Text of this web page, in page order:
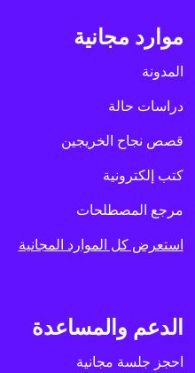
موارد مجانية
المدونة
دراسات حالة
قصص نجاح الخريجين
كتب إلكترونية
مرجع المصطلحات
استعرض كل الموارد المجانية
الدعم والمساعدة
احجز جلسة مجانية